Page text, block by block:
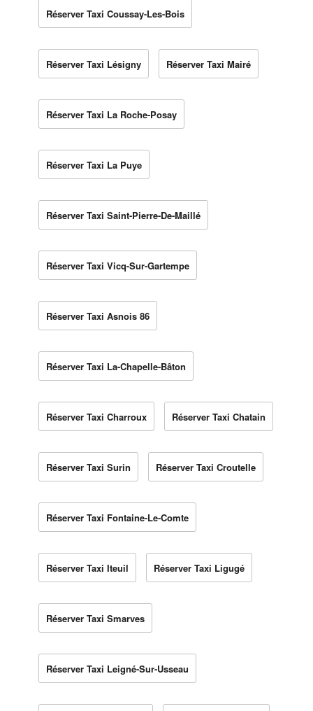
Réserver Taxi Coussay-Les-Bois
Réserver Taxi Lésigny Réserver Taxi Mairé
Réserver Taxi La Roche-Posay
Réserver Taxi La Puye
Réserver Taxi Saint-Pierre-De-Maillé
Réserver Taxi Vicq-Sur-Gartempe
Réserver Taxi Asnois 86
Réserver Taxi La-Chapelle-Bâton
Réserver Taxi Charroux Réserver Taxi Chatain
Réserver Taxi Surin Réserver Taxi Croutelle
Réserver Taxi Fontaine-Le-Comte
Réserver Taxi Iteuil Réserver Taxi Ligugé
Réserver Taxi Smarves
Réserver Taxi Leigné-Sur-Usseau